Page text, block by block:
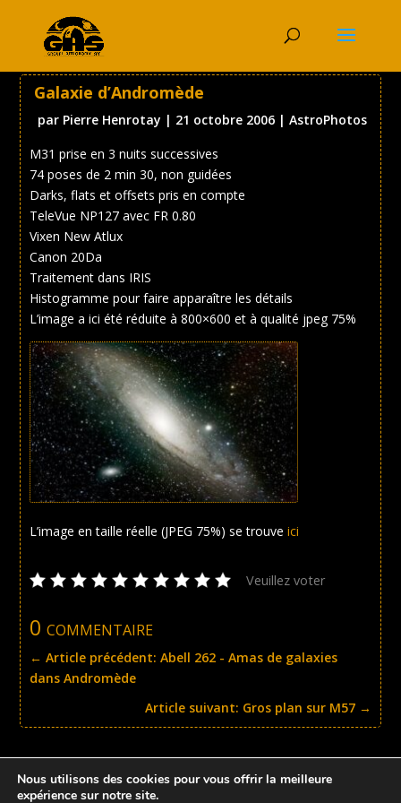
Galaxie d’Andromède
par Pierre Henrotay | 21 octobre 2006| AstroPhotos
M31 prise en 3 nuits successives
74 poses de 2 min 30, non guidées
Darks, flats et offsets pris en compte
TeleVue NP127 avec FR 0.80
Vixen New Atlux
Canon 20Da
Traitement dans IRIS
Histogramme pour faire apparaître les détails
L’image a ici été réduite à 800×600 et à qualité jpeg 75%
L’image en taille réelle (JPEG 75%) se trouveici
Veuillez voter
0 commentaire
←Article précédent: Abell 262 - Amas de galaxies
dans Andromède
Article suivant: Gros plan sur M57→
Nous utilisons des cookies pour vous offrir la meilleure
expérience sur notre site.